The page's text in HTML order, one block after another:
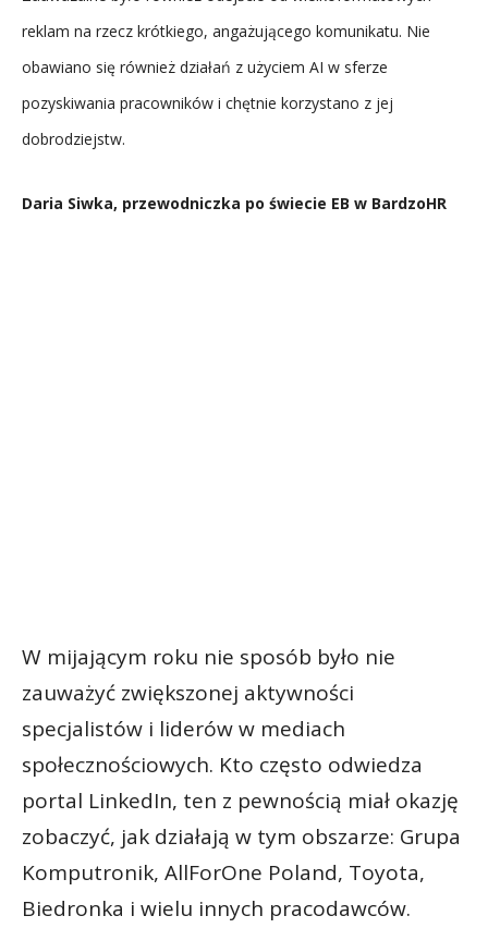
reklam na rzecz krótkiego, angażującego komunikatu. Nie
obawiano się również działań z użyciem AI w sferze
pozyskiwania pracowników i chętnie korzystano z jej
dobrodziejstw.
Daria Siwka, przewodniczka po świecie EB w BardzoHR
W mijającym roku nie sposób było nie
zauważyć zwiększonej aktywności
specjalistów i liderów w mediach
społecznościowych. Kto często odwiedza
portal LinkedIn, ten z pewnością miał okazję
zobaczyć, jak działają w tym obszarze: Grupa
Komputronik, AllForOne Poland, Toyota,
Biedronka i wielu innych pracodawców.